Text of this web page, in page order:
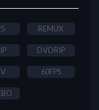
REMUX
DVDRIP
60FPS